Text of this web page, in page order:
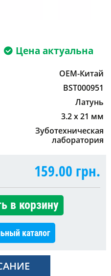
Цена актуальна
OEM-Китай
BST000951
Латунь
3.2 x 21 мм
Зуботехническая
лаборатория
159.00 грн.
в корзину
каталог